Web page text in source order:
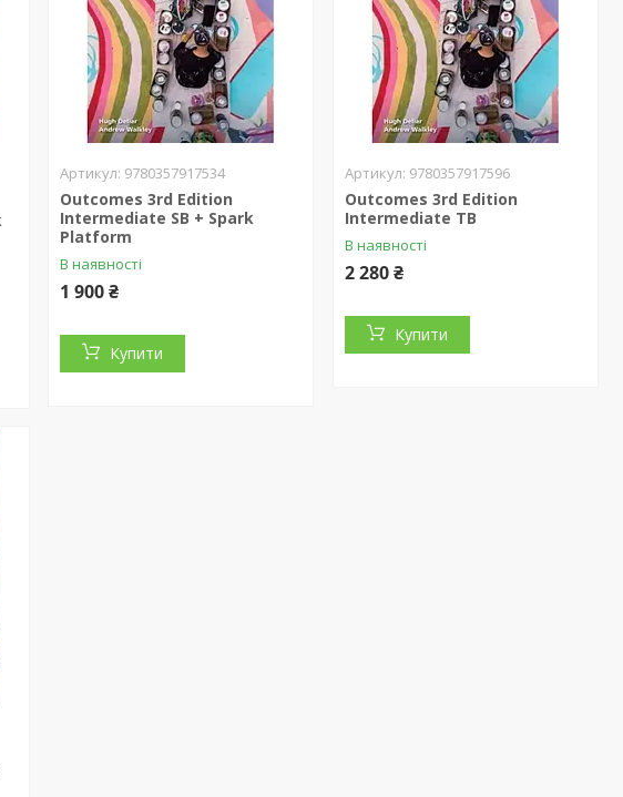
9780357917534
Outcomes 3rd Edition
Intermediate SB + Spark
Platform
В наявності
1 900 ₴
Купити
9780357917596
Outcomes 3rd Edition
Intermediate TB
В наявності
2 280 ₴
Купити